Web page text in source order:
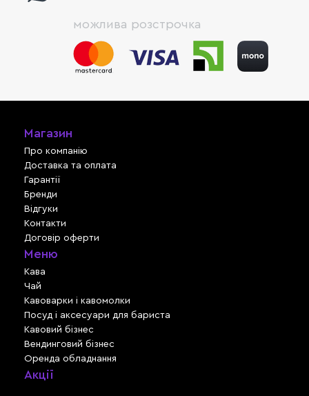
можлива розстрочка
Магазин
Про компанію
Доставка та оплата
Гарантії
Бренди
Відгуки
Контакти
Договір оферти
Меню
Кава
Чай
Кавоварки і кавомолки
Посуд і аксесуари для бариста
Кавовий бізнес
Вендинговий бізнес
Оренда обладнання
Акції